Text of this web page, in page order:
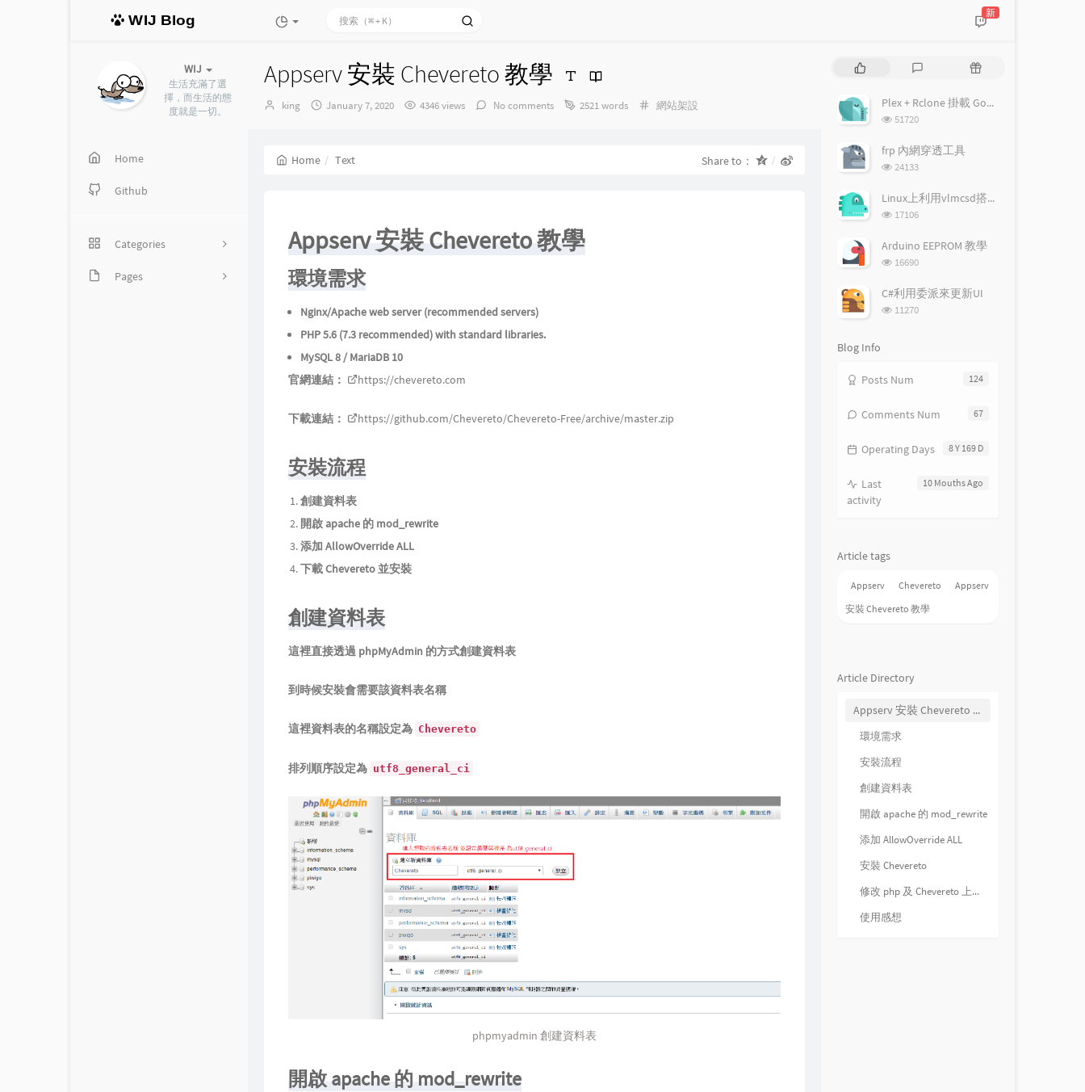
WIJ Blog
新
WIJ
生活充滿了選
擇，而生活的態
度就是一切。
Home
Github
Categories
18
Pages
Appserv 安裝 Chevereto 教學
Author：
king
发
January 7, 2020 4346 views No comments 2521 words Categories：
網站架設
Home Text Share to：
Appserv 安裝 Chevereto 教學
環境需求
Nginx/Apache web server (recommended servers)
PHP 5.6 (7.3 recommended) with standard libraries.
MySQL 8 / MariaDB 10
官網連結：
https://chevereto.com
下載連結： https://github.com/Chevereto/Chevereto-Free/archive/master.zip
安裝流程
創建資料表
開啟 apache 的 mod_rewrite
添加 AllowOverride ALL
下載 Chevereto 並安裝
創建資料表
這裡直接透過 phpMyAdmin 的方式創建資料表
到時候安裝會需要該資料表名稱
這裡資料表的名稱設定為 Chevereto
排列順序設定為 utf8_general_ci
phpmyadmin 創建資料表
開啟 apache 的 mod_rewrite
u
t
t
t
m
n
R
n
t
l
Plex + Rclone 掛載 Google drive 搭建多媒體伺服器
浏
次
数:
51720
frp 內網穿透工具
浏
次
24133
Linux上利用vlmcsd搭建KMS伺服器
浏
次
17106
Arduino EEPROM 教學
浏
次
数:
16690
C#利用委派來更新UI
浏
11270
Blog Info
124
Posts Num
67
Comments Num
8 Y 169 D
Operating Days
10 Mouths Ago
Last
activity
Article tags
Appserv Chevereto
Appserv
安裝 Chevereto 教學
Article Directory
Appserv 安裝 Chevereto 教學
環境需求
安裝流程
創建資料表
開啟 apache 的 mod_rewrite
添加 AllowOverride ALL
安裝 Chevereto
修改 php 及 Chevereto 上傳限制
使用感想